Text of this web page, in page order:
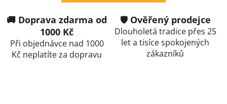
🚚 Doprava zdarma od
1000 Kč
Při objednávce nad 1000
Kč neplatíte za dopravu
🛡️ Ověřený prodejce
Dlouholetá tradice přes 25
let a tisíce spokojených
zákazníků